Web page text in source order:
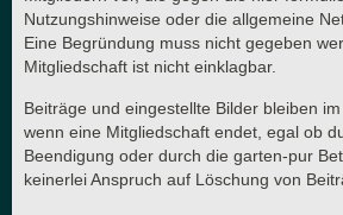
Nutzungshinweise oder die allgemeine
Eine Begründung muss nicht gegeben
Mitgliedschaft ist nicht einklagbar.
Beiträge und eingestellte Bilder bleiben
wenn eine Mitgliedschaft endet, egal ob
Beendigung oder durch die garten-pur
keinerlei Anspruch auf Löschung von